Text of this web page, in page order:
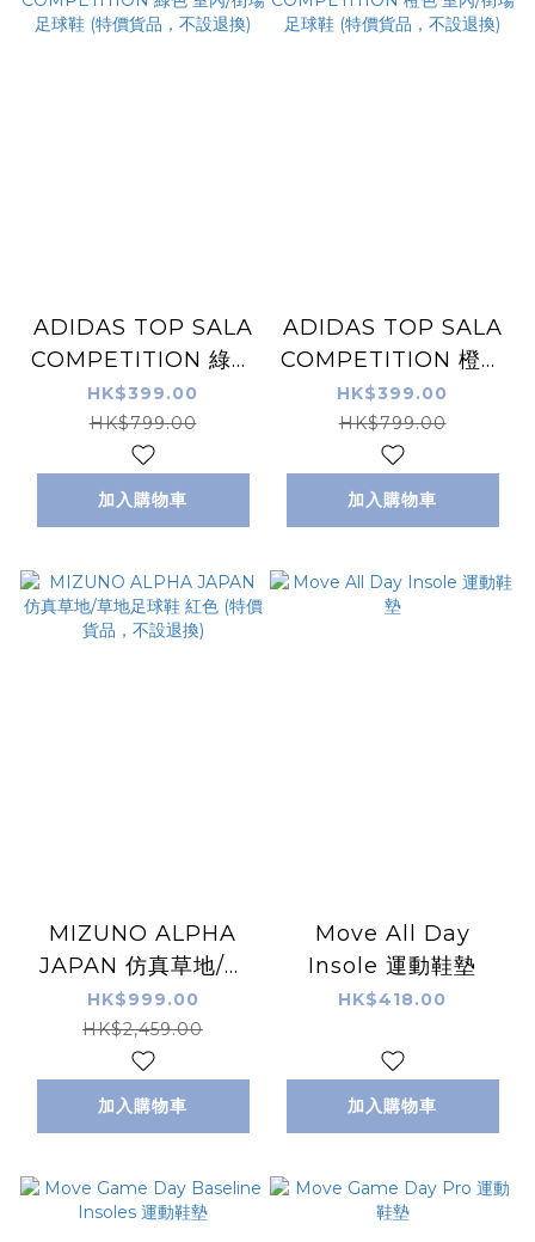
ADIDAS TOP SALA
COMPETITION 綠色
室內/街場足球鞋 (特
價貨品，不設退換)
HK$399.00
HK$799.00
加入購物車
ADIDAS TOP SALA
COMPETITION 橙色
室內/街場足球鞋 (特
價貨品，不設退換)
HK$399.00
HK$799.00
加入購物車
MIZUNO ALPHA
JAPAN 仿真草地/草
地足球鞋 紅色 (特價貨
品，不設退換)
HK$999.00
HK$2,459.00
加入購物車
Move All Day
Insole 運動鞋墊
HK$418.00
加入購物車